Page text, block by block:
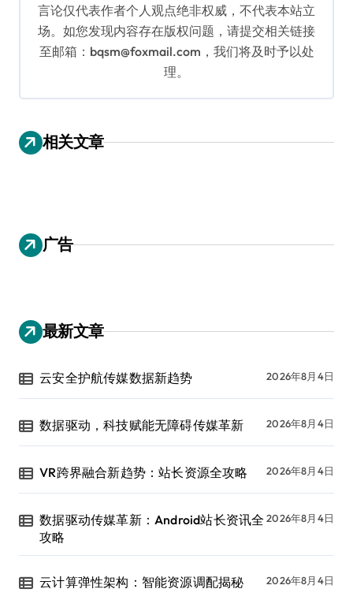
言论仅代表作者个人观点绝非权威，不代表本站立
场。如您发现内容存在版权问题，请提交相关链接
至邮箱：bqsm@foxmail.com，我们将及时予以处
理。
相关文章
广告
最新文章
云安全护航传媒数据新趋势 2026年8月4日
数据驱动，科技赋能无障碍传媒革新 2026年8月4日
VR跨界融合新趋势：站长资源全攻略 2026年8月4日
数据驱动传媒革新：Android站长资讯全
攻略
2026年8月4日
云计算弹性架构：智能资源调配揭秘 2026年8月4日